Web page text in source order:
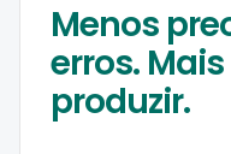
Menos
erros.
produzir.